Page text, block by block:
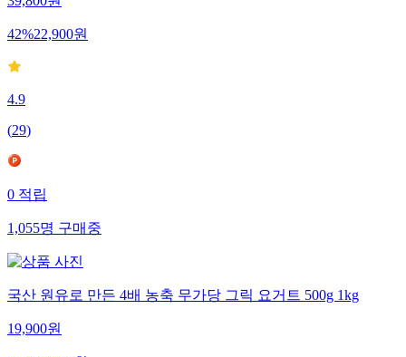
39,800원
42%22,900원
4.9
(29)
0적립
1,055명구매중
국산 원유로 만든 4배 농축 무가당 그릭 요거트 500g 1kg
19,900원